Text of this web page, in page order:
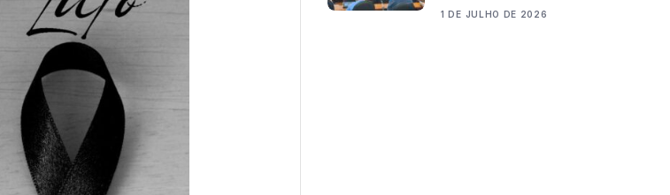
1 DE JULHO DE 2026